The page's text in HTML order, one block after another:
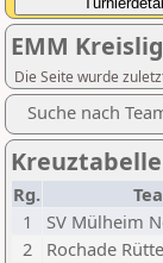
EMM
Die Seite wurde
Suche nach
Rg.
1
SV Mülheim
2
Rochade